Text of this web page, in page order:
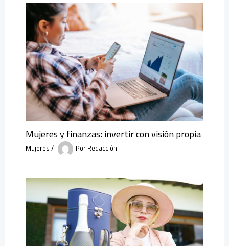
Mujeres y finanzas: invertir con visión propia
Mujeres/ PorRedacción